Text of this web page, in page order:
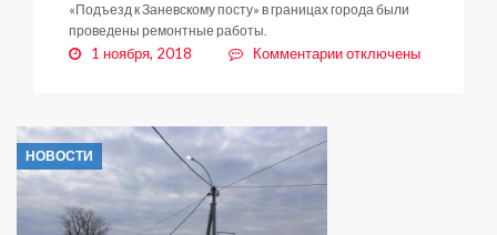
«Подъезд к Заневскому посту» в границах города были
проведены ремонтные работы.
1 ноября, 2018 Комментариикотключены
НОВОСТИ